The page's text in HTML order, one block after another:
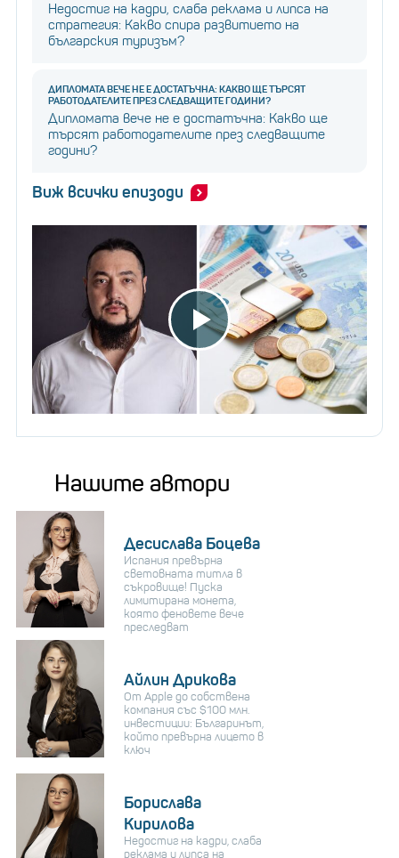
Недостиг на кадри, слаба реклама и липса на
стратегия: Какво спира развитието на
българския туризъм?
ДИПЛОМАТА ВЕЧЕ НЕ Е ДОСТАТЪЧНА: КАКВО ЩЕ ТЪРСЯТ
РАБОТОДАТЕЛИТЕ ПРЕЗ СЛЕДВАЩИТЕ ГОДИНИ?
Дипломата вече не е достатъчна: Какво ще
търсят работодателите през следващите
години?
Виж всички епизоди
Нашите автори
Десислава Боцева
Испания превърна
световната титла в
съкровище! Пуска
лимитирана монета,
която феновете вече
преследват
Айлин Дрикова
От Apple до собствена
компания със $100 млн.
инвестиции: Българинът,
който превърна лицето в
ключ
Борислава
Кирилова
Недостиг на кадри, слаба
реклама и липса на